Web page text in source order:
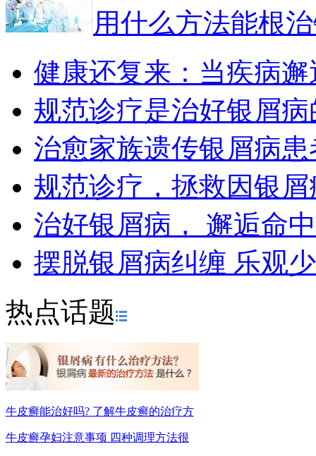
用什么方法能根
健康还复来：当疾病邂
规范诊疗是治好银屑病
治愈家族遗传银屑病患
规范诊疗，拯救因银屑
治好银屑病， 邂逅命
摆脱银屑病纠缠 乐观
热点话题
牛皮癣能治好吗? 了解牛皮癣的治疗方
牛皮癣孕妇注意事项 四种调理方法很